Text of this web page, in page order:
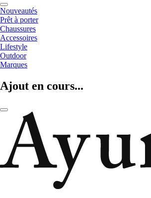
Nouveautés
Prêt à porter
Chaussures
Accessoires
Lifestyle
Outdoor
Marques
Ajout en cours...